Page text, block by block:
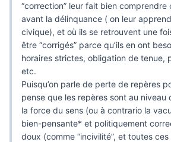
“correction” leur fait bien comprendre
avant la délinquance ( on leur
civique), et où ils se retrouvent une
être “corrigés” parce qu’ils en ont
horaires strictes, obligation de tenue,
etc.
Puisqu’on parle de perte de repères
pense que les repères sont au niveau
la force du sens (ou à contrario la
bien-pensante* et politiquement
doux (comme “incivilité”, et toutes